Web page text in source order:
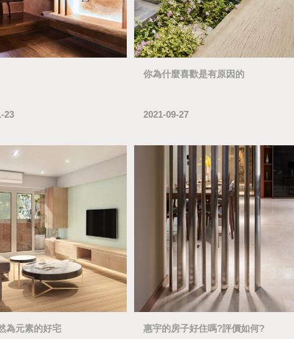
23
你為什麼喜歡是有原因的
2021-09-27
為元素的好宅 惠宇的房子好住嗎?評價如何?